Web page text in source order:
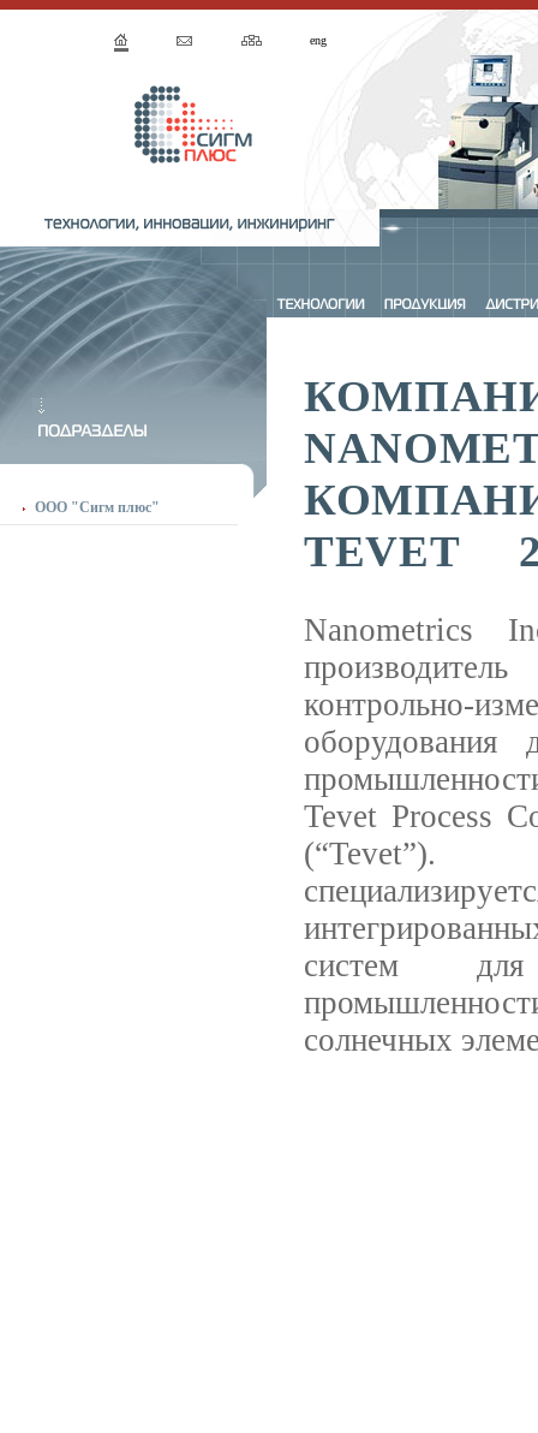
eng
ООО "Сигм плюс"
TEVET
Nanometrics
контрольно-
оборудования
Tevet Process
(“Tevet”).
систем для
солнечных